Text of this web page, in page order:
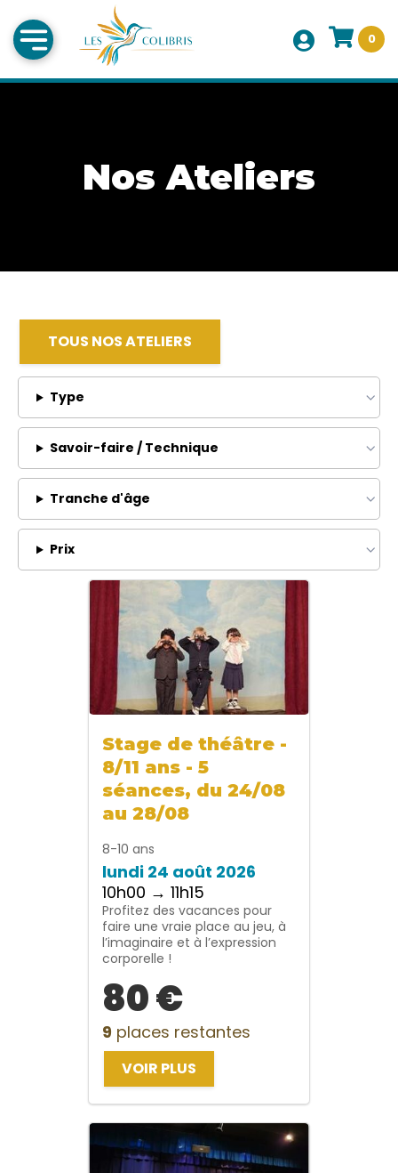
0
Nos Ateliers
TOUS NOS ATELIERS
Type
Savoir-faire / Technique
Tranche d'âge
Prix
Stage de théâtre -
8/11 ans - 5
séances, du 24/08
au 28/08
8-10 ans
lundi 24 août 2026
10h00 → 11h15
Profitez des vacances pour
faire une vraie place au jeu, à
l’imaginaire et à l’expression
corporelle !
80 €
9 places restantes
VOIR PLUS